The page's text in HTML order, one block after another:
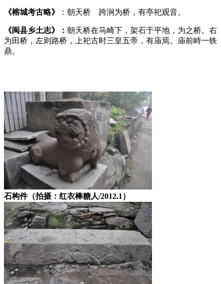
《榕城考古略》 ：朝天桥 跨涧为桥，有亭祀观音。
《闽县乡土志》： 朝天桥在马崎下，架石于平地，为之桥。右
为田桥，左则路桥，上祀古时三皇五帝，有庙焉。庙前峙一铁
鼎。
石构件（拍摄：红衣棒糖人/2012.1）